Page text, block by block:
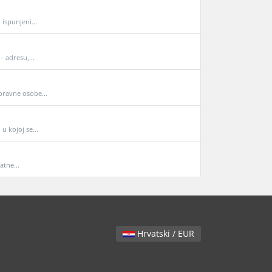
ispunjeni...
adresu,...
osobe...
u kojoj se...
Hrvatski / EUR